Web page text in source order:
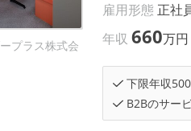
プラス株式会
雇用形態 正社
年収660万円
下限年収
B2Bのサー